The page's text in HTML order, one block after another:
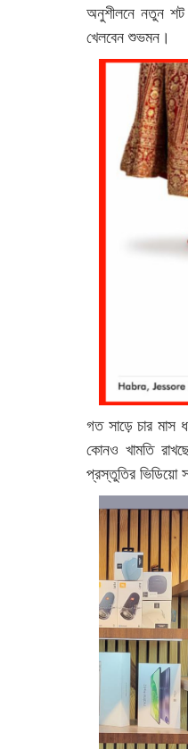
অনুশীলনে নতুন শট
খেলবেন শুভমন।
গত সাড়ে চার মাস
কোনও খামতি
প্রস্তুতির ভিডিয়ো